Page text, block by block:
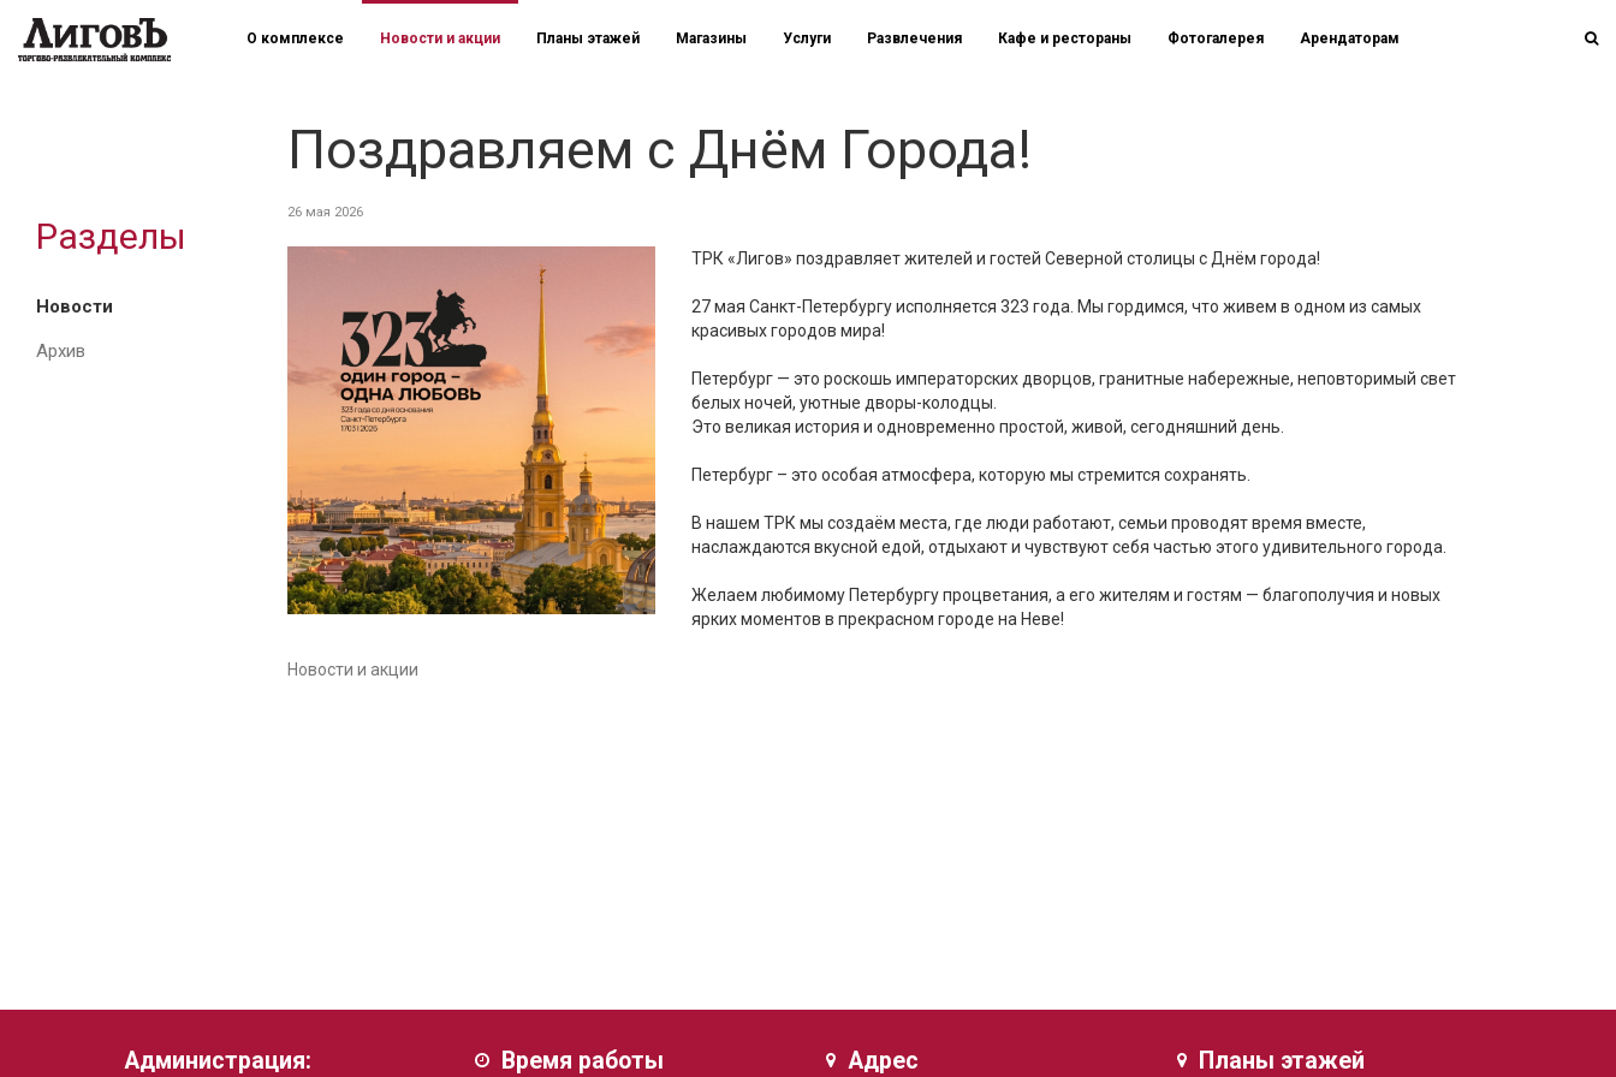
Разделы
Новости
Архив
О комплексе Новости и акции Планы этажей Магазины Услуги Развлечения Кафе и рестораны Фотогалерея Арендаторам
Поздравляем с Днём Города!
26 мая 2026
ТРК «Лигов» поздравляет жителей и гостей Северной столицы с Днём города!
27 мая Санкт-Петербургу исполняется 323 года. Мы гордимся, что живем в одном из самых
красивых городов мира!
Петербург — это роскошь императорских дворцов, гранитные набережные, неповторимый свет
белых ночей, уютные дворы-колодцы.
Это великая история и одновременно простой, живой, сегодняшний день.
Петербург – это особая атмосфера, которую мы стремится сохранять.
В нашем ТРК мы создаём места, где люди работают, семьи проводят время вместе,
наслаждаются вкусной едой, отдыхают и чувствуют себя частью этого удивительного города.
Желаем любимому Петербургу процветания, а его жителям и гостям — благополучия и новых
ярких моментов в прекрасном городе на Неве!
Новости и акции
Администрация: Время работы Адрес Планы этажей